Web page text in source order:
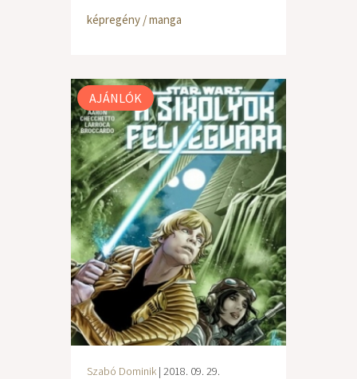
képregény / manga
AJÁNLÓK
Szabó Dominik | 2018. 09. 29.